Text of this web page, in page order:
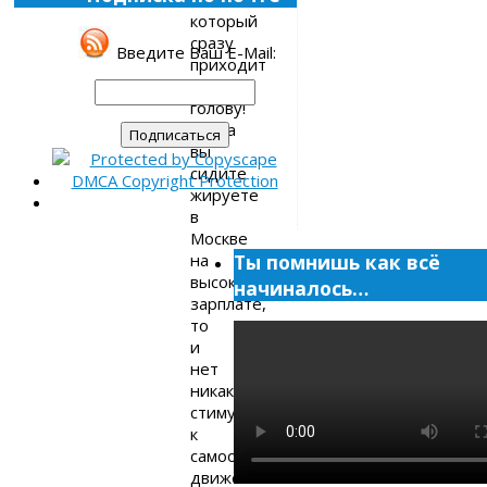
который
сразу
приходит
в
голову!
Когда
вы
сидите
жируете
в
Москве
на
высокой
зарплате,
то
и
нет
никакого
стимула
к
самообразованию,
движению
Введите Ваш E-Mail:
Ты помнишь как всё
начиналось…